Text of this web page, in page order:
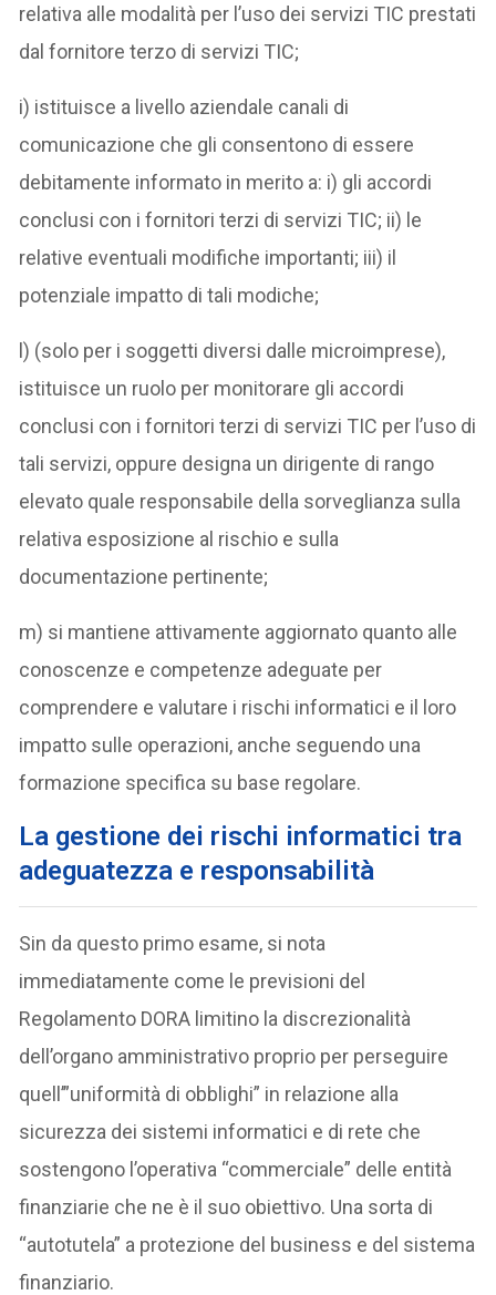
relativa alle modalità per l’uso dei servizi TIC prestati
dal fornitore terzo di servizi TIC;
i) istituisce a livello aziendale canali di
comunicazione che gli consentono di essere
debitamente informato in merito a: i) gli accordi
conclusi con i fornitori terzi di servizi TIC; ii) le
relative eventuali modifiche importanti; iii) il
potenziale impatto di tali modiche;
l) (solo per i soggetti diversi dalle microimprese),
istituisce un ruolo per monitorare gli accordi
conclusi con i fornitori terzi di servizi TIC per l’uso di
tali servizi, oppure designa un dirigente di rango
elevato quale responsabile della sorveglianza sulla
relativa esposizione al rischio e sulla
documentazione pertinente;
m) si mantiene attivamente aggiornato quanto alle
conoscenze e competenze adeguate per
comprendere e valutare i rischi informatici e il loro
impatto sulle operazioni, anche seguendo una
formazione specifica su base regolare.
La gestione dei rischi informatici tra
adeguatezza e responsabilità
Sin da questo primo esame, si nota
immediatamente come le previsioni del
Regolamento DORA limitino la discrezionalità
dell’organo amministrativo proprio per perseguire
quell’”uniformità di obblighi” in relazione alla
sicurezza dei sistemi informatici e di rete che
sostengono l’operativa “commerciale” delle entità
finanziarie che ne è il suo obiettivo. Una sorta di
“autotutela” a protezione del business e del sistema
finanziario.